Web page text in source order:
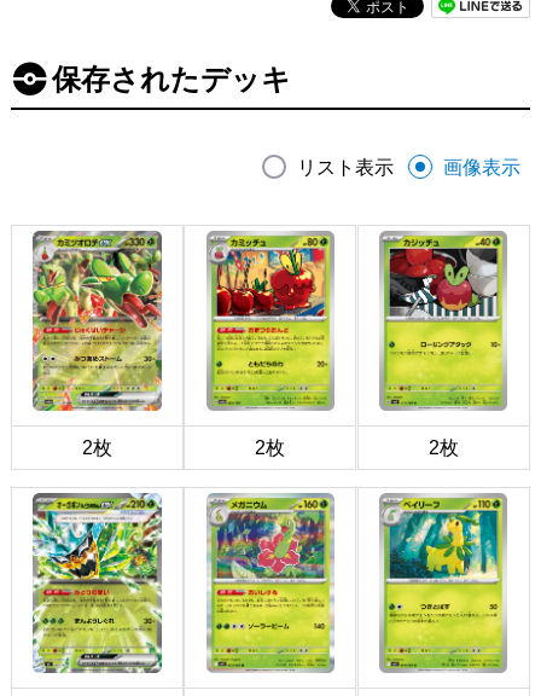
保存されたデッキ
リスト表示 画像表示
2枚 2枚 2枚